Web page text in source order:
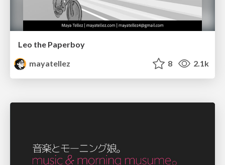
Leo the Paperboy
mayatellez
8 2.1k